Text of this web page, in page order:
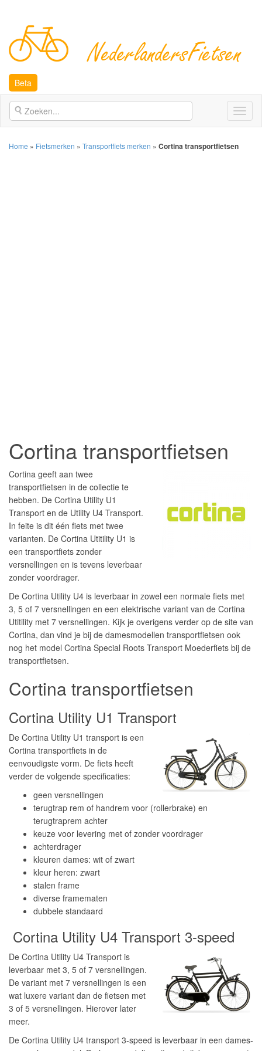
Beta
Open
Home » Fietsmerken » Transportfiets merken » Cortina transportfietsen
Cortina transportfietsen
Cortina geeft aan twee
transportfietsen in de collectie te
hebben. De Cortina Utility U1
Transport en de Utility U4 Transport.
In feite is dit één fiets met twee
varianten. De Cortina Utitility U1 is
een transportfiets zonder
versnellingen en is tevens leverbaar
zonder voordrager.
De Cortina Utility U4 is leverbaar in zowel een normale fiets met
3, 5 of 7 versnellingen en een elektrische variant van de Cortina
Utitility met 7 versnellingen. Kijk je overigens verder op de site van
Cortina, dan vind je bij de damesmodellen transportfietsen ook
nog het model Cortina Special Roots Transport Moederfiets bij de
transportfietsen.
Cortina transportfietsen
Cortina Utility U1 Transport
De Cortina Utility U1 transport is een
Cortina transportfiets in de
eenvoudigste vorm. De fiets heeft
verder de volgende specificaties:
geen versnellingen
terugtrap rem of handrem voor (rollerbrake) en
terugtraprem achter
keuze voor levering met of zonder voordrager
achterdrager
kleuren dames: wit of zwart
kleur heren: zwart
stalen frame
diverse framematen
dubbele standaard
Cortina Utility U4 Transport 3-speed
De Cortina Utility U4 Transport is
leverbaar met 3, 5 of 7 versnellingen.
De variant met 7 versnellingen is een
wat luxere variant dan de fietsen met
3 of 5 versnellingen. Hierover later
meer.
De Cortina Utility U4 transport 3-speed is leverbaar in een dames-